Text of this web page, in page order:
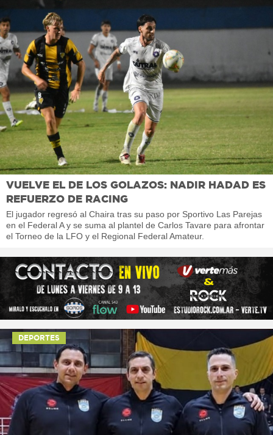
VUELVE EL DE LOS GOLAZOS: NADIR HADAD ES
REFUERZO DE RACING
El jugador regresó al Chaira tras su paso por Sportivo Las Parejas
en el Federal A y se suma al plantel de Carlos Tavare para afrontar
el Torneo de la LFO y el Regional Federal Amateur.
DEPORTES